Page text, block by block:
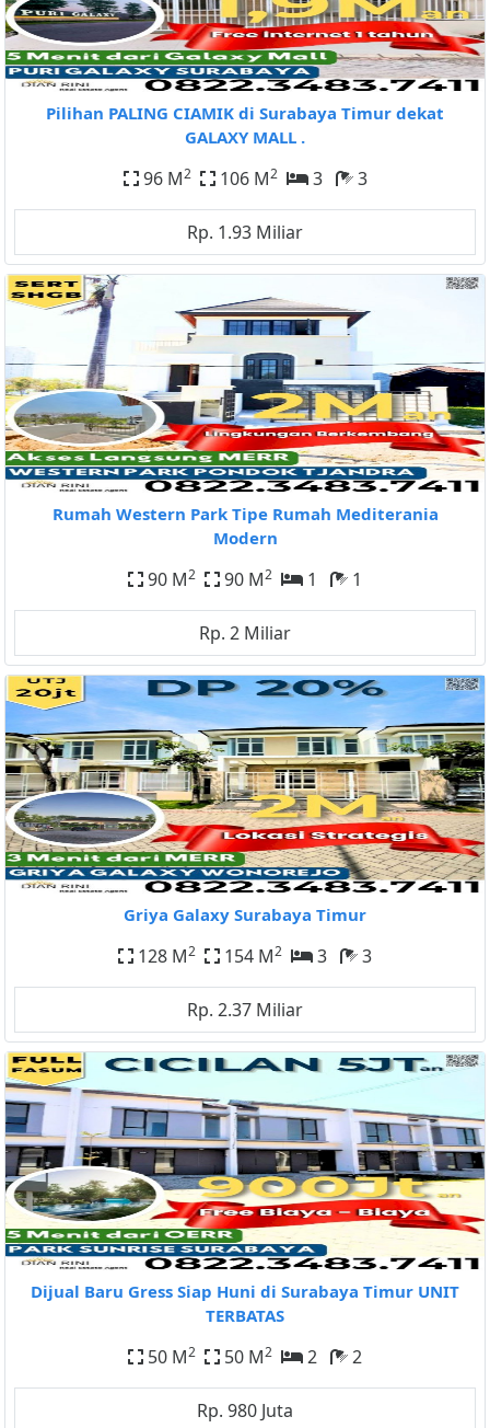
Pilihan PALING CIAMIK di Surabaya Timur dekat
GALAXY MALL .
96 M2 106 M2 3 3
Rp. 1.93 Miliar
Rumah Western Park Tipe Rumah Mediterania
Modern
90 M2 90 M2 1 1
Rp. 2 Miliar
Griya Galaxy Surabaya Timur
128 M2 154 M2 3 3
Rp. 2.37 Miliar
Dijual Baru Gress Siap Huni di Surabaya Timur UNIT
TERBATAS
50 M2 50 M2 2 2
Rp. 980 Juta